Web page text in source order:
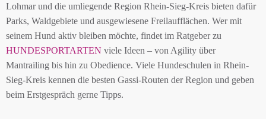
Lohmar und die umliegende Region Rhein-Sieg-Kreis bieten dafür
Parks, Waldgebiete und ausgewiesene Freilaufflächen. Wer mit
seinem Hund aktiv bleiben möchte, findet im Ratgeber zu
HUNDESPORTARTEN viele Ideen – von Agility über
Mantrailing bis hin zu Obedience. Viele Hundeschulen in Rhein-
Sieg-Kreis kennen die besten Gassi-Routen der Region und geben
beim Erstgespräch gerne Tipps.